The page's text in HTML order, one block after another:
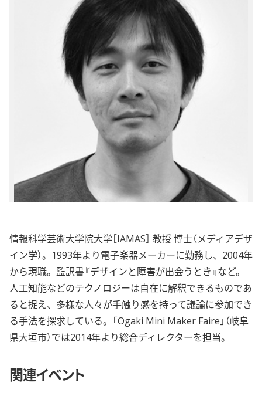
情報科学芸術大学院大学［IAMAS］ 教授 博士（メディアデザ
イン学）。1993年より電子楽器メーカーに勤務し、2004年
から現職。監訳書『デザインと障害が出会うとき』など。
人工知能などのテクノロジーは自在に解釈できるものであ
ると捉え、多様な人々が手触り感を持って議論に参加でき
る手法を探求している。「Ogaki Mini Maker Faire」（岐阜
県大垣市）では2014年より総合ディレクターを担当。
関連イベント